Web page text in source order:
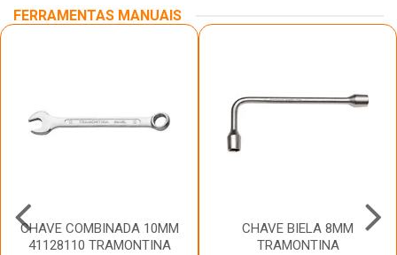
FERRAMENTAS MANUAIS
CHAVE COMBINADA 10MM
41128110 TRAMONTINA
CHAVE BIELA 8MM
TRAMONTINA